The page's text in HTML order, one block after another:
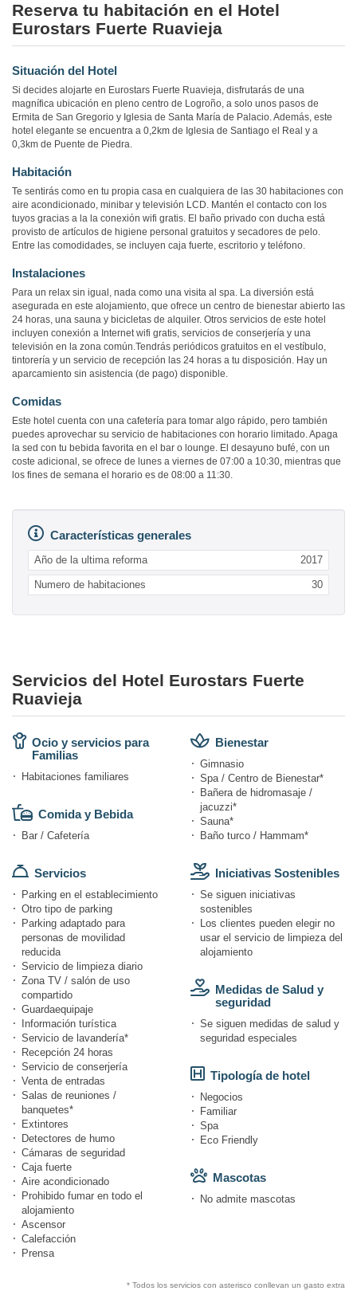
Reserva tu habitación en el Hotel
Eurostars Fuerte Ruavieja
Situación del Hotel
Si decides alojarte en Eurostars Fuerte Ruavieja, disfrutarás de una
magnífica ubicación en pleno centro de Logroño, a solo unos pasos de
Ermita de San Gregorio y Iglesia de Santa María de Palacio. Además, este
hotel elegante se encuentra a 0,2km de Iglesia de Santiago el Real y a
0,3km de Puente de Piedra.
Habitación
Te sentirás como en tu propia casa en cualquiera de las 30 habitaciones con
aire acondicionado, minibar y televisión LCD. Mantén el contacto con los
tuyos gracias a la la conexión wifi gratis. El baño privado con ducha está
provisto de artículos de higiene personal gratuitos y secadores de pelo.
Entre las comodidades, se incluyen caja fuerte, escritorio y teléfono.
Instalaciones
Para un relax sin igual, nada como una visita al spa. La diversión está
asegurada en este alojamiento, que ofrece un centro de bienestar abierto las
24 horas, una sauna y bicicletas de alquiler. Otros servicios de este hotel
incluyen conexión a Internet wifi gratis, servicios de conserjería y una
televisión en la zona común.Tendrás periódicos gratuitos en el vestíbulo,
tintorería y un servicio de recepción las 24 horas a tu disposición. Hay un
aparcamiento sin asistencia (de pago) disponible.
Comidas
Este hotel cuenta con una cafetería para tomar algo rápido, pero también
puedes aprovechar su servicio de habitaciones con horario limitado. Apaga
la sed con tu bebida favorita en el bar o lounge. El desayuno bufé, con un
coste adicional, se ofrece de lunes a viernes de 07:00 a 10:30, mientras que
los fines de semana el horario es de 08:00 a 11:30.
Características generales
Año de la ultima reforma 2017
Numero de habitaciones 30
Servicios del Hotel Eurostars Fuerte
Ruavieja
Ocio y servicios para
Familias
Habitaciones familiares
Comida y Bebida
Bar / Cafetería
Servicios
Parking en el establecimiento
Otro tipo de parking
Parking adaptado para
personas de movilidad
reducida
Servicio de limpieza diario
Zona TV / salón de uso
compartido
Guardaequipaje
Información turística
Servicio de lavandería*
Recepción 24 horas
Servicio de conserjería
Venta de entradas
Salas de reuniones /
banquetes*
Extintores
Detectores de humo
Cámaras de seguridad
Caja fuerte
Aire acondicionado
Prohibido fumar en todo el
alojamiento
Ascensor
Calefacción
Prensa
Bienestar
Gimnasio
Spa / Centro de Bienestar*
Bañera de hidromasaje /
jacuzzi*
Sauna*
Baño turco / Hammam*
Iniciativas Sostenibles
Se siguen iniciativas
sostenibles
Los clientes pueden elegir no
usar el servicio de limpieza del
alojamiento
Medidas de Salud y
seguridad
Se siguen medidas de salud y
seguridad especiales
Tipología de hotel
Negocios
Familiar
Spa
Eco Friendly
Mascotas
No admite mascotas
* Todos los servicios con asterisco conllevan un gasto extra